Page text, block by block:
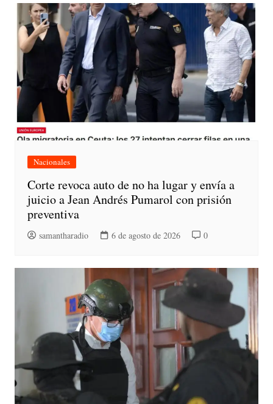
Nacionales
Corte revoca auto de no ha lugar y envía a
juicio a Jean Andrés Pumarol con prisión
preventiva
samantharadio 6 de agosto de 2026 0